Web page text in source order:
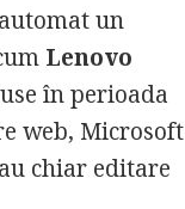
un
Lenovo
în perioada
web, Microsoft
chiar editare